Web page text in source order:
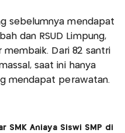
sebelumnya mendapat
dan RSUD Limpung,
membaik. Dari 82 santri
saat ini hanya
mendapat perawatan.
SMK Aniaya Siswi SMP di